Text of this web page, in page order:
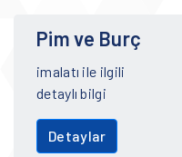
Pim ve Burç
imalatı ile ilgili
detaylı bilgi
Detaylar